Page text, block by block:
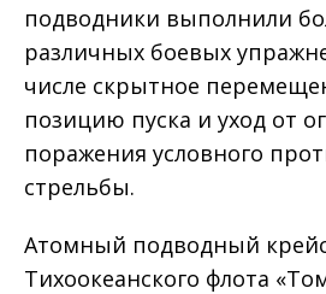
подводники выполнили
различных боевых
числе скрытное
позицию пуска и уход от
поражения условного
стрельбы.
Атомный подводный
Тихоокеанского флота